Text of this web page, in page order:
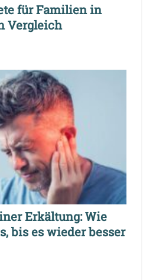
für Familien in
Vergleich
Erkältung: Wie
bis es wieder besser